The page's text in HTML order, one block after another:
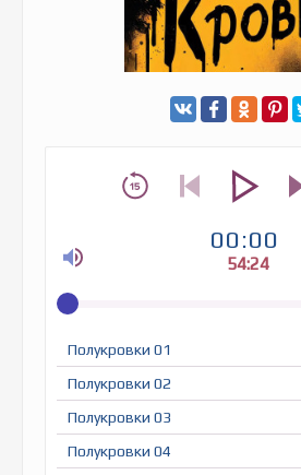
00:00
54:24
Полукровки 01
Полукровки 02
Полукровки 03
Полукровки 04